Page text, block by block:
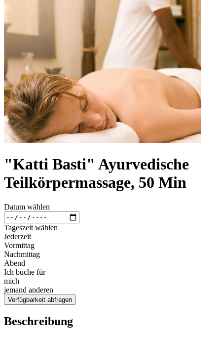
"Katti Basti" Ayurvedische
Teilkörpermassage, 50 Min
Datum wählen
Tageszeit wählen
Jederzeit
Vormittag
Nachmittag
Abend
Ich buche für
mich
jemand anderen
Verfügbarkeit abfragen
Beschreibung